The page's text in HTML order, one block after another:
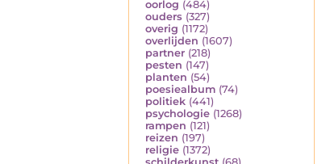
oorlog (484)
ouders (327)
overig (1172)
overlijden (1607)
partner (218)
pesten (147)
planten (54)
poesiealbum (74)
politiek (441)
psychologie (1268)
rampen (121)
reizen (197)
religie (1372)